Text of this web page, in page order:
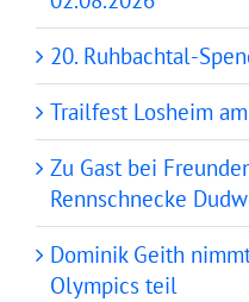
20. Ruhbachtal-
Trailfest Losheim
Zu Gast bei
Rennschnecke
Dominik Geith
Olympics teil